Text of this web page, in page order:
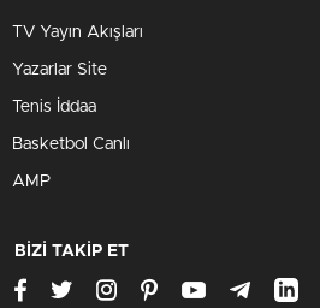
TV Yayın Akışları
Yazarlar Site
Tenis İddaa
Basketbol Canlı
AMP
BİZİ TAKİP ET